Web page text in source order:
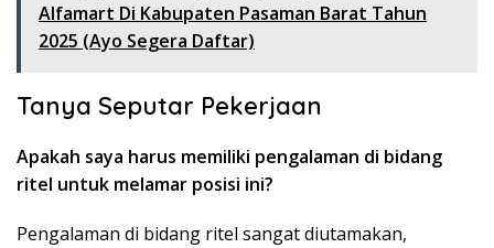
Alfamart Di Kabupaten Pasaman Barat Tahun
2025 (Ayo Segera Daftar)
Tanya Seputar Pekerjaan
Apakah saya harus memiliki pengalaman di bidang
ritel untuk melamar posisi ini?
Pengalaman di bidang ritel sangat diutamakan,